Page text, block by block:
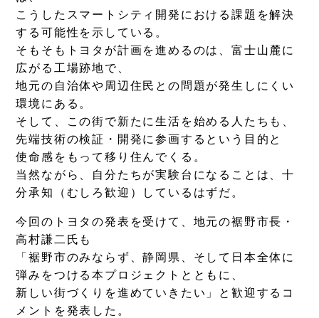
こうしたスマートシティ開発における課題を解決
する可能性を示している。
そもそもトヨタが計画を進めるのは、富士山麓に
広がる工場跡地で、
地元の自治体や周辺住民との問題が発生しにくい
環境にある。
そして、この街で新たに生活を始める人たちも、
先端技術の検証・開発に参画するという目的と
使命感をもって移り住んでくる。
当然ながら、自分たちが実験台になることは、十
分承知（むしろ歓迎）しているはずだ。
今回のトヨタの発表を受けて、地元の裾野市長・
高村謙二氏も
「裾野市のみならず、静岡県、そして日本全体に
弾みをつける本プロジェクトとともに、
新しい街づくりを進めていきたい」と歓迎するコ
メントを発表した。